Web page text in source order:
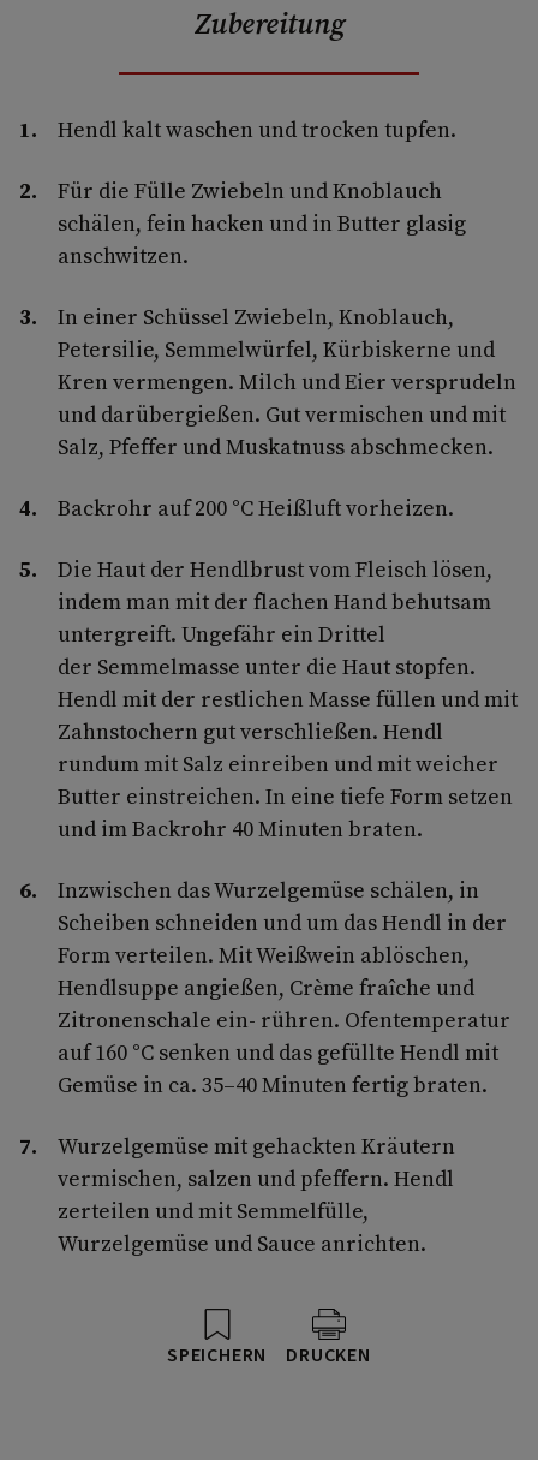
Zubereitung
Hendl kalt waschen und trocken tupfen.
Für die Fülle Zwiebeln und Knoblauch
schälen, fein hacken und in Butter glasig
anschwitzen.
In einer Schüssel Zwiebeln, Knoblauch,
Petersilie, Semmelwürfel, Kürbiskerne und
Kren vermengen. Milch und Eier versprudeln
und darübergießen. Gut vermischen und mit
Salz, Pfeffer und Muskatnuss abschmecken.
Backrohr auf 200 °C Heißluft vorheizen.
Die Haut der Hendlbrust vom Fleisch lösen,
indem man mit der flachen Hand behutsam
untergreift. Ungefähr ein Drittel
der Semmelmasse unter die Haut stopfen.
Hendl mit der restlichen Masse füllen und mit
Zahnstochern gut verschließen. Hendl
rundum mit Salz einreiben und mit weicher
Butter einstreichen. In eine tiefe Form setzen
und im Backrohr 40 Minuten braten.
Inzwischen das Wurzelgemüse schälen, in
Scheiben schneiden und um das Hendl in der
Form verteilen. Mit Weißwein ablöschen,
Hendlsuppe angießen, Crème fraîche und
Zitronenschale ein- rühren. Ofentemperatur
auf 160 °C senken und das gefüllte Hendl mit
Gemüse in ca. 35–40 Minuten fertig braten.
Wurzelgemüse mit gehackten Kräutern
vermischen, salzen und pfeffern. Hendl
zerteilen und mit Semmelfülle,
Wurzelgemüse und Sauce anrichten.
SPEICHERN DRUCKEN